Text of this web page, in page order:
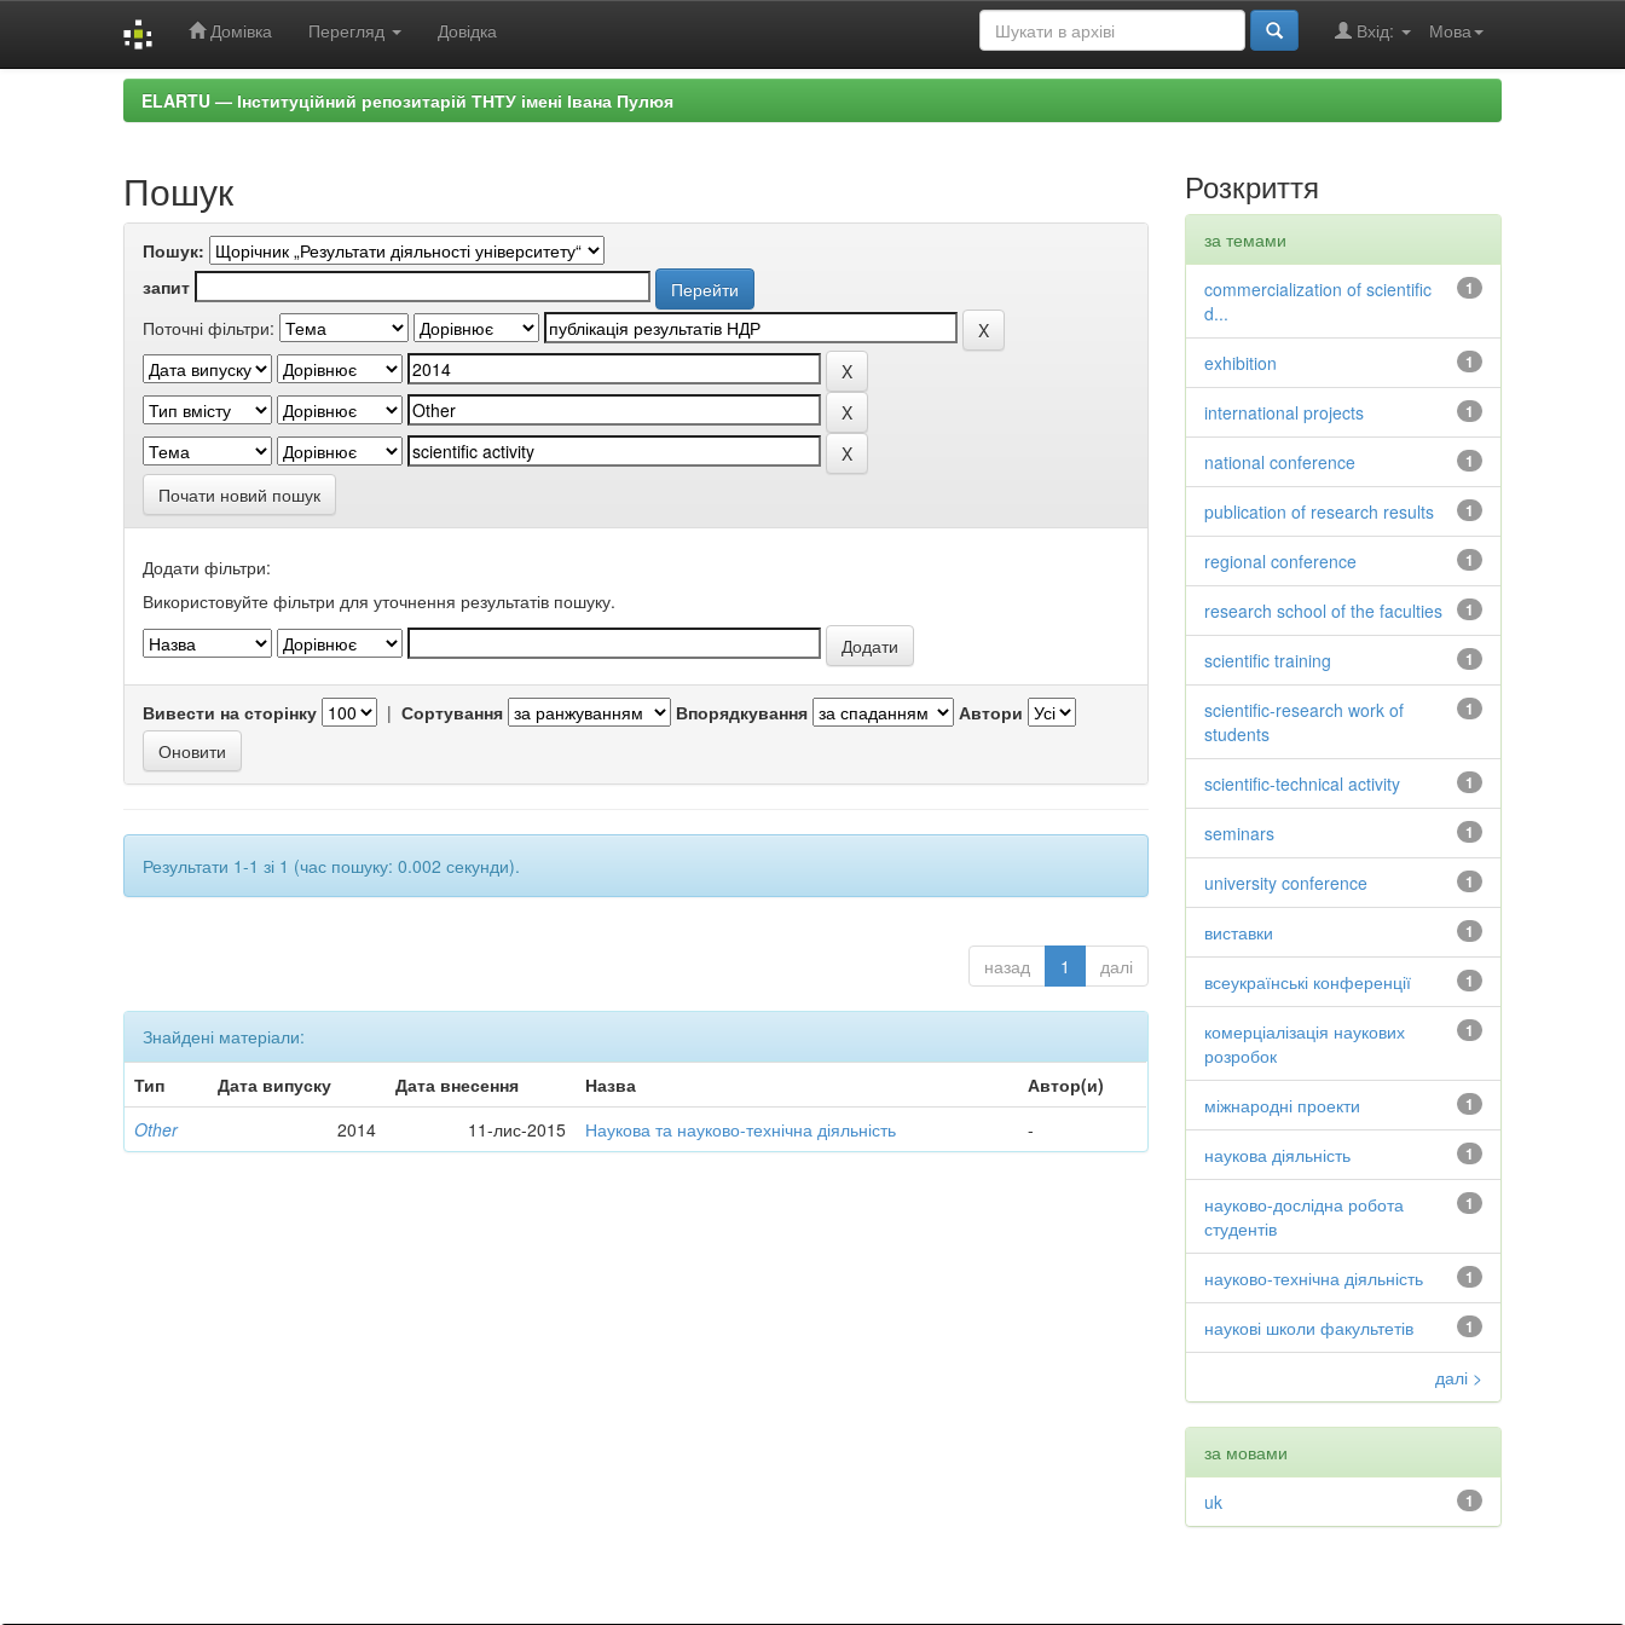
Домівка Перегляд Довідка Мова
Вхід:
ELARTU — Інституційний репозитарій ТНТУ імені Івана Пулюя
Пошук
Пошук:
запит
Поточні фільтри:
Почати новий пошук
Додати фільтри:
Використовуйте фільтри для уточнення результатів пошуку.
Вивести на сторінку | Сортування Впорядкування Автори
Результати 1-1 зі 1 (час пошуку: 0.002 секунди).
назад 1 далі
Знайдені матеріали:
Тип
Дата випуску Дата внесення Назва
Автор(и)
Other
2014 11-лис-2015 Наукова та науково-технічна діяльність -
Розкриття
за темами
1
commercialization of scientific
d...
1
exhibition
1
international projects
1
national conference
1
publication of research results
1
regional conference
1
research school of the faculties
1
scientific training
1
scientific-research work of
students
1
scientific-technical activity
1
seminars
1
university conference
1
виставки
1
всеукраїнські конференції
1
комерціалізація наукових
розробок
1
міжнародні проекти
1
наукова діяльність
1
науково-дослідна робота
студентів
1
науково-технічна діяльність
1
наукові школи факультетів
далі >
за мовами
1
uk